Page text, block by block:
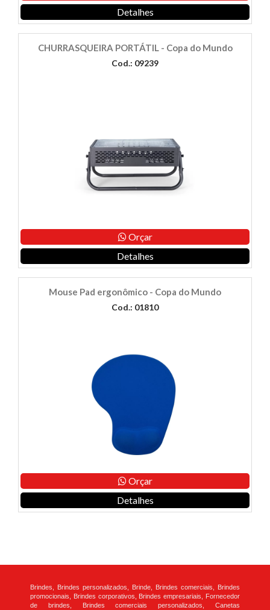
Detalhes
CHURRASQUEIRA PORTÁTIL - Copa do Mundo
Cod.: 09239
Orçar
Detalhes
Mouse Pad ergonômico - Copa do Mundo
Cod.: 01810
Orçar
Detalhes
Brindes, Brindes personalizados, Brinde, Brindes comerciais, Brindes
promocionais, Brindes corporativos, Brindes empresariais, Fornecedor
de brindes, Brindes comerciais personalizados, Canetas